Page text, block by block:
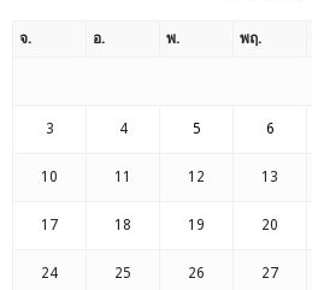
จ. อ. พ. พฤ.
3 4 5 6
10 11 12 13
17 18 19 20
24 25 26 27